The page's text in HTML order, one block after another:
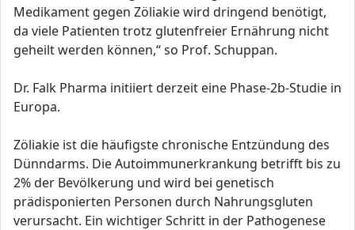
Medikament gegen Zöliakie wird dringend benötigt,
da viele Patienten trotz glutenfreier Ernährung nicht
geheilt werden können,“ so Prof. Schuppan.
Dr. Falk Pharma initiiert derzeit eine Phase-2b-Studie in
Europa.
Zöliakie ist die häufigste chronische Entzündung des
Dünndarms. Die Autoimmunerkrankung betrifft bis zu
2% der Bevölkerung und wird bei genetisch
prädisponierten Personen durch Nahrungsgluten
verursacht. Ein wichtiger Schritt in der Pathogenese